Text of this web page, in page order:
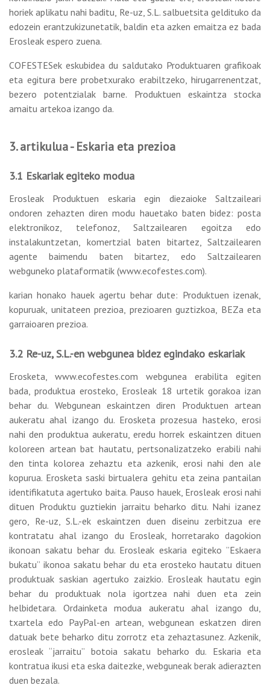
horiek aplikatu nahi baditu, Re-uz, S.L. salbuetsita geldituko da
edozein erantzukizunetatik, baldin eta azken emaitza ez bada
Erosleak espero zuena.
COFESTESek eskubidea du saldutako Produktuaren grafikoak
eta egitura bere probetxurako erabiltzeko, hirugarrenentzat,
bezero potentzialak barne. Produktuen eskaintza stocka
amaitu artekoa izango da.
3. artikulua - Eskaria eta prezioa
3.1 Eskariak egiteko modua
Erosleak Produktuen eskaria egin diezaioke Saltzaileari
ondoren zehazten diren modu hauetako baten bidez: posta
elektronikoz, telefonoz, Saltzailearen egoitza edo
instalakuntzetan, komertzial baten bitartez, Saltzailearen
agente baimendu baten bitartez, edo Saltzailearen
webguneko plataformatik (www.ecofestes.com).
karian honako hauek agertu behar dute: Produktuen izenak,
kopuruak, unitateen prezioa, prezioaren guztizkoa, BEZa eta
garraioaren prezioa.
3.2 Re-uz, S.L.-en webgunea bidez egindako eskariak
Erosketa, www.ecofestes.com webgunea erabilita egiten
bada, produktua erosteko, Erosleak 18 urtetik gorakoa izan
behar du. Webgunean eskaintzen diren Produktuen artean
aukeratu ahal izango du. Erosketa prozesua hasteko, erosi
nahi den produktua aukeratu, eredu horrek eskaintzen dituen
koloreen artean bat hautatu, pertsonalizatzeko erabili nahi
den tinta kolorea zehaztu eta azkenik, erosi nahi den ale
kopurua. Erosketa saski birtualera gehitu eta zeina pantailan
identifikatuta agertuko baita. Pauso hauek, Erosleak erosi nahi
dituen Produktu guztiekin jarraitu beharko ditu. Nahi izanez
gero, Re-uz, S.L.-ek eskaintzen duen diseinu zerbitzua ere
kontratatu ahal izango du Erosleak, horretarako dagokion
ikonoan sakatu behar du. Erosleak eskaria egiteko ”Eskaera
bukatu” ikonoa sakatu behar du eta erosteko hautatu dituen
produktuak saskian agertuko zaizkio. Erosleak hautatu egin
behar du produktuak nola igortzea nahi duen eta zein
helbidetara. Ordainketa modua aukeratu ahal izango du,
txartela edo PayPal-en artean, webgunean eskatzen diren
datuak bete beharko ditu zorrotz eta zehaztasunez. Azkenik,
erosleak “jarraitu” botoia sakatu beharko du. Eskaria eta
kontratua ikusi eta eska daitezke, webguneak berak adierazten
duen bezala.